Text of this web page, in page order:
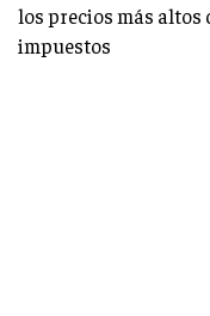
los precios más altos
impuestos